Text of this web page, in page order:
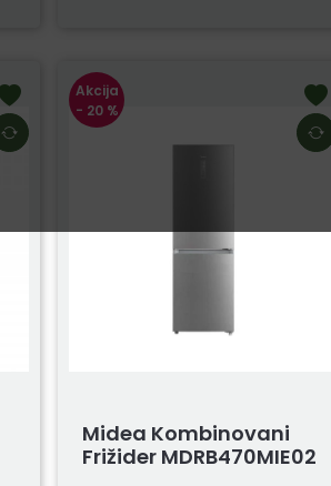
Akcija
- 20 %
Midea Kombinovani
Frižider MDRB470MIE02